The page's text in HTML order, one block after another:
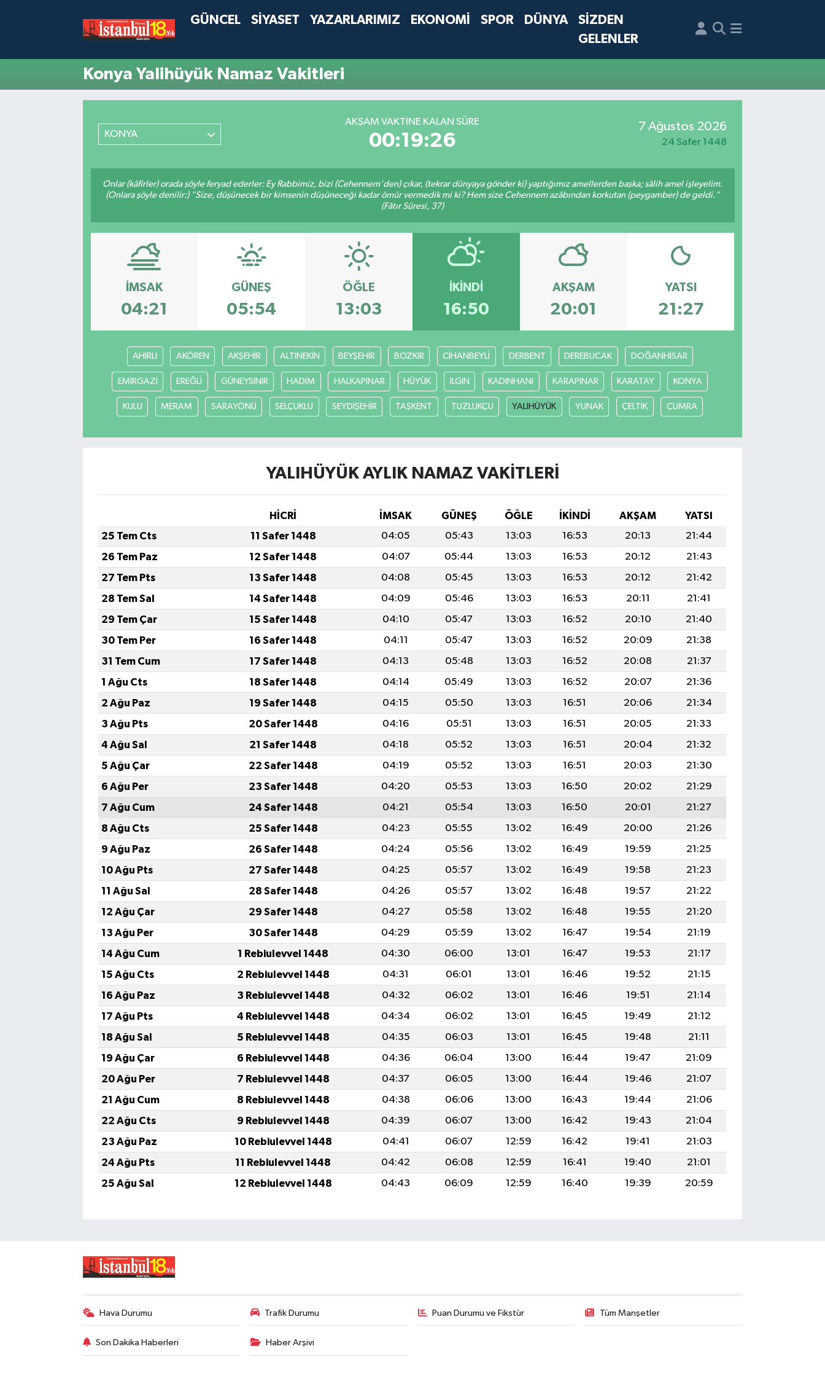
GÜNCEL SİYASET YAZARLARIMIZ EKONOMİ SPOR DÜNYA
SİZDEN
GELENLER
Konya Yalihüyük Namaz Vakitleri
KONYA
AKŞAM VAKTINE KALAN SÜRE
00:19:26
7 Ağustos 2026
24 Safer 1448
Onlar (kâfirler) orada şöyle feryad ederler: Ey Rabbimiz, bizi (Cehennem'den) çıkar, (tekrar dünyaya gönder ki) yaptığımız amellerden başka; sâlih amel işleyelim.
(Onlara şöyle denilir:) "Size, düşünecek bir kimsenin düşüneceği kadar ömür vermedik mi ki? Hem size Cehennem azâbından korkutan (peygamber) de geldi."
(Fâtır Sûresi, 37)
İMSAK
04:21
GÜNEŞ
05:54
ÖĞLE
13:03
İKINDI
16:50
AKŞAM
20:01
YATSI
21:27
AHIRLI AKÖREN AKŞEHİR ALTINEKİN BEYŞEHİR BOZKIR CİHANBEYLİ DERBENT DEREBUCAK DOĞANHİSAR
EMİRGAZİ EREĞLİ GÜNEYSINIR HADİM HALKAPINAR HÜYÜK ILGIN KADINHANI KARAPINAR KARATAY KONYA
KULU MERAM SARAYÖNÜ SELÇUKLU SEYDİŞEHİR TAŞKENT TUZLUKÇU YALIHÜYÜK YUNAK ÇELTİK ÇUMRA
YALIHÜYÜK AYLIK NAMAZ VAKITLERI
HİCRİ İMSAK GÜNEŞ ÖĞLE İKINDI AKŞAM
YATSI
25 Tem Cts
11 Safer 1448 04:05 05:43 13:03 16:53 20:13
21:44
26 Tem Paz
12 Safer 1448 04:07 05:44 13:03 16:53 20:12
21:43
27 Tem Pts
13 Safer 1448 04:08 05:45 13:03 16:53 20:12
21:42
28 Tem Sal
14 Safer 1448 04:09 05:46 13:03 16:53 20:11
21:41
29 Tem Çar
15 Safer 1448 04:10 05:47 13:03 16:52 20:10
21:40
30 Tem Per
16 Safer 1448 04:11 05:47 13:03 16:52 20:09
21:38
31 Tem Cum
17 Safer 1448 04:13 05:48 13:03 16:52 20:08
21:37
1 Ağu Cts
18 Safer 1448 04:14 05:49 13:03 16:52 20:07
21:36
2 Ağu Paz
19 Safer 1448 04:15 05:50 13:03 16:51 20:06
21:34
3 Ağu Pts
20 Safer 1448 04:16 05:51 13:03 16:51 20:05
21:33
4 Ağu Sal
21 Safer 1448 04:18 05:52 13:03 16:51 20:04
21:32
5 Ağu Çar
22 Safer 1448 04:19 05:52 13:03 16:51 20:03
21:30
6 Ağu Per
23 Safer 1448 04:20 05:53 13:03 16:50 20:02
21:29
7 Ağu Cum
24 Safer 1448 04:21 05:54 13:03 16:50 20:01
21:27
8 Ağu Cts
25 Safer 1448 04:23 05:55 13:02 16:49 20:00
21:26
9 Ağu Paz
26 Safer 1448 04:24 05:56 13:02 16:49 19:59
21:25
10 Ağu Pts
27 Safer 1448 04:25 05:57 13:02 16:49 19:58
21:23
11 Ağu Sal
28 Safer 1448 04:26 05:57 13:02 16:48 19:57
21:22
12 Ağu Çar
29 Safer 1448 04:27 05:58 13:02 16:48 19:55
21:20
13 Ağu Per
30 Safer 1448 04:29 05:59 13:02 16:47 19:54
21:19
14 Ağu Cum
1 Rebiulevvel 1448 04:30 06:00 13:01 16:47 19:53
21:17
15 Ağu Cts
2 Rebiulevvel 1448 04:31 06:01 13:01 16:46 19:52
21:15
16 Ağu Paz
3 Rebiulevvel 1448 04:32 06:02 13:01 16:46 19:51
21:14
17 Ağu Pts
4 Rebiulevvel 1448 04:34 06:02 13:01 16:45 19:49
21:12
18 Ağu Sal
5 Rebiulevvel 1448 04:35 06:03 13:01 16:45 19:48
21:11
19 Ağu Çar
6 Rebiulevvel 1448 04:36 06:04 13:00 16:44 19:47
21:09
20 Ağu Per
7 Rebiulevvel 1448 04:37 06:05 13:00 16:44 19:46
21:07
21 Ağu Cum
8 Rebiulevvel 1448 04:38 06:06 13:00 16:43 19:44
21:06
22 Ağu Cts
9 Rebiulevvel 1448 04:39 06:07 13:00 16:42 19:43
21:04
23 Ağu Paz
10 Rebiulevvel 1448 04:41 06:07 12:59 16:42 19:41
21:03
24 Ağu Pts
11 Rebiulevvel 1448 04:42 06:08 12:59 16:41 19:40
21:01
25 Ağu Sal
12 Rebiulevvel 1448 04:43 06:09 12:59 16:40 19:39 20:59
Hava Durumu Trafik Durumu Puan Durumu ve Fikstür Tüm Manşetler
Son Dakika Haberleri Haber Arşivi